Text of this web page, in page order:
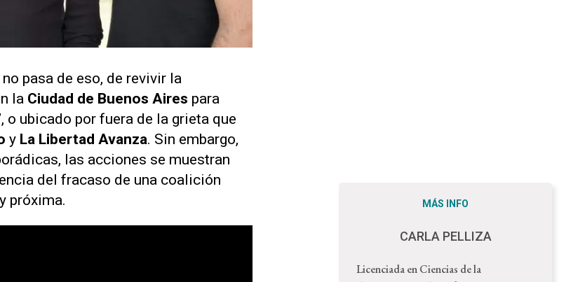
pasa de eso, de revivir la
la Ciudad de Buenos Aires para
o ubicado por fuera de la grieta que
y La Libertad Avanza. Sin embargo,
las acciones se muestran
del fracaso de una coalición
próxima.
MÁS INFO
CARLA PELLIZA
Licenciada en Ciencias de la